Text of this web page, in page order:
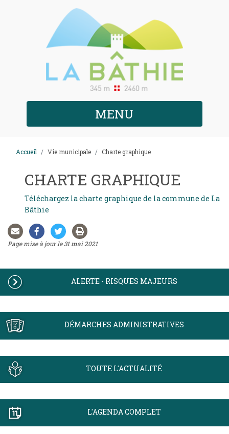
MENU
Accueil Vie municipale Charte graphique
CHARTE GRAPHIQUE
Téléchargez la charte graphique de la commune de La
Bâthie
Page mise à jour le 31 mai 2021
ALERTE - RISQUES MAJEURS
DÉMARCHES ADMINISTRATIVES
TOUTE L'ACTUALITÉ
L'AGENDA COMPLET